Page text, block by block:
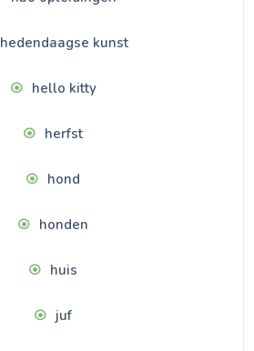
hedendaagse kunst
hello kitty
herfst
hond
honden
huis
juf